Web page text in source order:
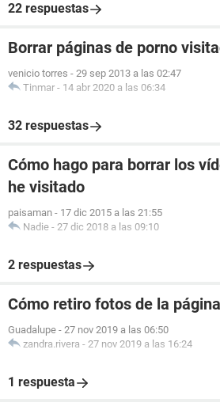
22 respuestas
Borrar páginas de porno
venicio torres - 29 sep 2013 a las 02:47
Tinmar - 14 abr 2020 a las 06:34
32 respuestas
Cómo hago para borrar los
he visitado
paisaman - 17 dic 2015 a las 21:55
Nadie - 27 dic 2018 a las 09:10
2 respuestas
Cómo retiro fotos de la
Guadalupe - 27 nov 2019 a las 06:50
zandra.rivera - 27 nov 2019 a las 16:24
1 respuesta